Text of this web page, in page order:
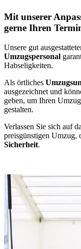
Mit unserer
gerne Ihren
Unsere gut
Umzugspersonal
Habseligkeiten.
Als örtliches
ausgezeichnet und
geben, um Ihren
gestalten.
Verlassen Sie sich auf
preisgünstigen Umzug,
Sicherheit.